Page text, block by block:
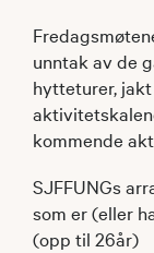
unntak av de
hytteturer,
kommende
SJFFUNGs
som er (eller
(opp til 26år)